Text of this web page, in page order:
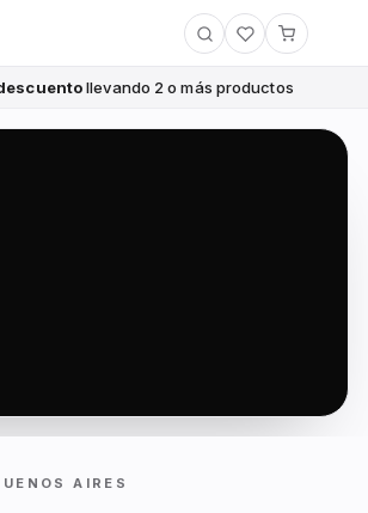
llevando 2 o más productos
AIRES